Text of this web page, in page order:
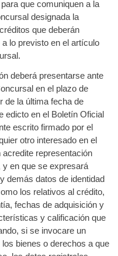
que comuniquen a la
designada la
que deberán
lo previsto en el artículo
deberá presentarse ante
en el plazo de
de la última fecha de
edicto en el Boletín Oficial
escrito firmado por el
otro interesado en el
acredite representación
y en que se expresará
demás datos de identidad
los relativos al crédito,
fechas de adquisición y
y calificación que
si se invocare un
bienes o derechos a que